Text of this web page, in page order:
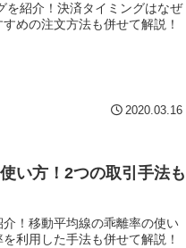
を紹介！決済タイミングはなぜ
めの注文方法も併せて解説！
2020.03.16
い方！2つの取引手法も
！移動平均線の乖離率の使い
利用した手法も併せて解説！